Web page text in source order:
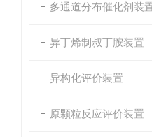
多通道分布催化剂装
异丁烯制叔丁胺装置
异构化评价装置
原颗粒反应评价装置